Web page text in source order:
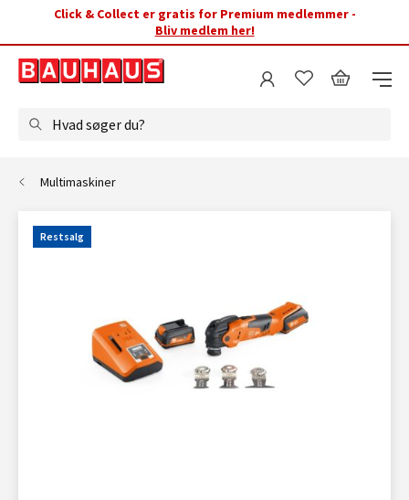
Click & Collect er gratis for Premium medlemmer -
Bliv medlem her!
Hvad søger du?
Multimaskiner
Restsalg